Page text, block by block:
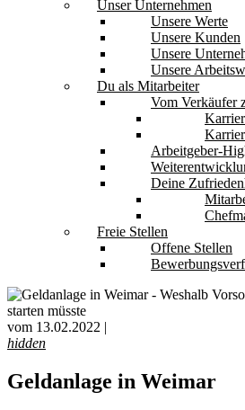
Unser Unternehmen
Unsere Werte
Unsere Kunden
Unsere
Unsere
Du als Mitarbeiter
Vom Verkäufer
Arbeitgeber-
Deine
Freie Stellen
Offene Stellen
vom 13.02.2022 |
hidden
Geldanlage in Weimar